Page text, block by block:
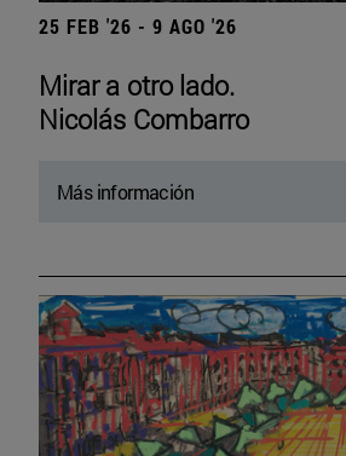
25 FEB '26 - 9 AGO '26
Mirar a otro lado.
Nicolás Combarro
Más información